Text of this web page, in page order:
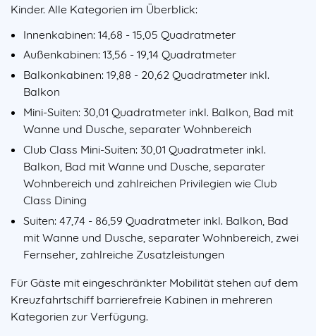
Kinder. Alle Kategorien im Überblick:
Innenkabinen: 14,68 - 15,05 Quadratmeter
Außenkabinen: 13,56 - 19,14 Quadratmeter
Balkonkabinen: 19,88 - 20,62 Quadratmeter inkl.
Balkon
Mini-Suiten: 30,01 Quadratmeter inkl. Balkon, Bad mit
Wanne und Dusche, separater Wohnbereich
Club Class Mini-Suiten: 30,01 Quadratmeter inkl.
Balkon, Bad mit Wanne und Dusche, separater
Wohnbereich und zahlreichen Privilegien wie Club
Class Dining
Suiten: 47,74 - 86,59 Quadratmeter inkl. Balkon, Bad
mit Wanne und Dusche, separater Wohnbereich, zwei
Fernseher, zahlreiche Zusatzleistungen
Für Gäste mit eingeschränkter Mobilität stehen auf dem
Kreuzfahrtschiff barrierefreie Kabinen in mehreren
Kategorien zur Verfügung.